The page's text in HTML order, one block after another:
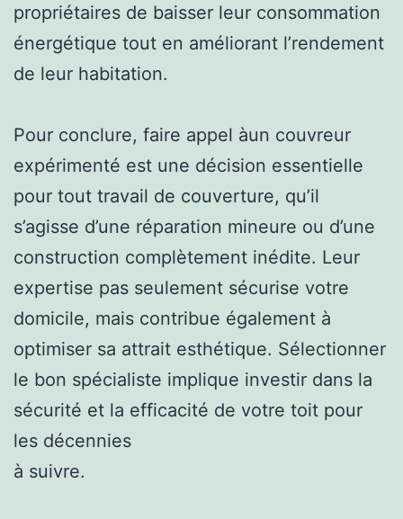
propriétaires de baisser leur consommation
énergétique tout en améliorant l’rendement
de leur habitation.
Pour conclure, faire appel àun couvreur
expérimenté est une décision essentielle
pour tout travail de couverture, qu’il
s’agisse d’une réparation mineure ou d’une
construction complètement inédite. Leur
expertise pas seulement sécurise votre
domicile, mais contribue également à
optimiser sa attrait esthétique. Sélectionner
le bon spécialiste implique investir dans la
sécurité et la efficacité de votre toit pour
les décennies
à suivre.